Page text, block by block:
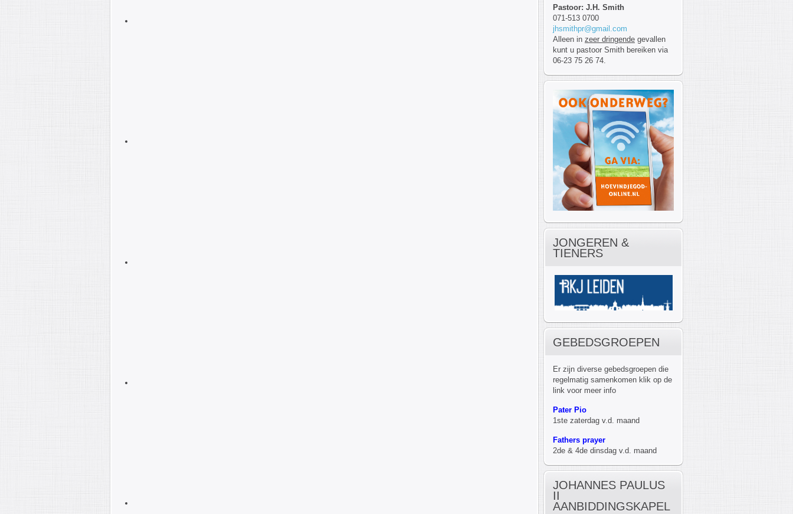
Pastoor: J.H. Smith
071-513 0700
jhsmithpr@gmail.com
Alleen in zeer dringende gevallen
kunt u pastoor Smith bereiken via
06-23 75 26 74.
JONGEREN &
TIENERS
GEBEDSGROEPEN
Er zijn diverse gebedsgroepen die
regelmatig samenkomen klik op de
link voor meer info
Pater Pio
1ste zaterdag v.d. maand
Fathers prayer
2de & 4de dinsdag v.d. maand
JOHANNES PAULUS
II
AANBIDDINGSKAPEL